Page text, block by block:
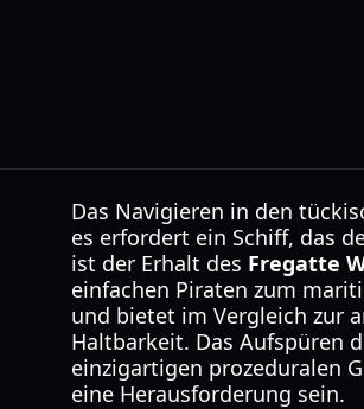
Das Navigieren in den
es erfordert ein Schiff, das
ist der Erhalt des Fregatte
einfachen Piraten zum
und bietet im Vergleich zur
Haltbarkeit. Das Aufspüren
einzigartigen prozeduralen
eine Herausforderung sein.